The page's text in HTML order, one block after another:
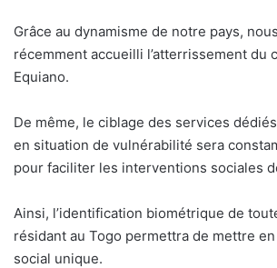
Grâce au dynamisme de notre pays,
récemment accueilli l’atterrissement du
Equiano.
De même, le ciblage des services
en situation de vulnérabilité sera
pour faciliter les interventions sociales
Ainsi, l’identification biométrique de
résidant au Togo permettra de mettre
social unique.